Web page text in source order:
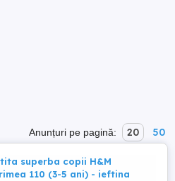
Anunțuri pe pagină: 20 50
superba copii H&M
110 (3-5 ani) - ieftina